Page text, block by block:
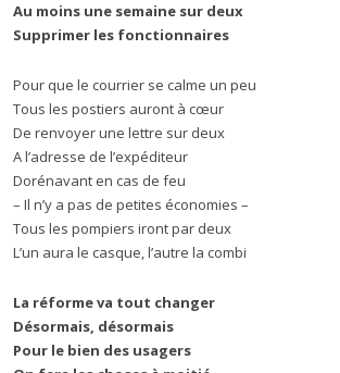
Au moins une semaine sur deux
Supprimer les fonctionnaires
Pour que le courrier se calme un peu
Tous les postiers auront à cœur
De renvoyer une lettre sur deux
A l’adresse de l’expéditeur
Dorénavant en cas de feu
– Il n’y a pas de petites économies –
Tous les pompiers iront par deux
L’un aura le casque, l’autre la combi
La réforme va tout changer
Désormais, désormais
Pour le bien des usagers